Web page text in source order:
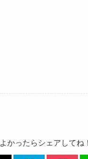
よかったらシェアしてね！